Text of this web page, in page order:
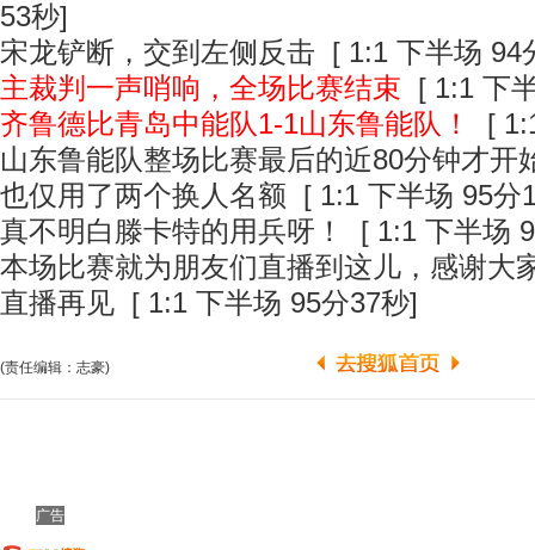
53秒]
宋龙铲断，交到左侧反击 [ 1:1 下半场 94
主裁判一声哨响，全场比赛结束 [ 1:1 下
齐鲁德比青岛中能队1-1山东鲁能队！
[
山东鲁能队整场比赛最后的近80分钟才开
也仅用了两个换人名额 [ 1:1 下半场 95分
真不明白滕卡特的用兵呀！
[ 1:1 下半场
本场比赛就为朋友们直播到这儿，感谢大
直播再见 [ 1:1 下半场 95分37秒]
(责任编辑：志豪)
广告